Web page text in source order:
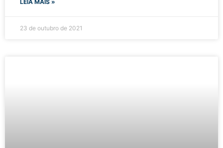
LEIA MAIS »
23 de outubro de 2021